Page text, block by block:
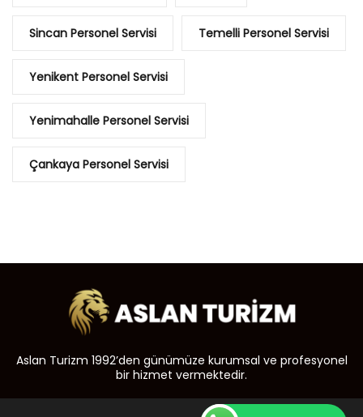
Sincan Personel Servisi Temelli Personel Servisi
Yenikent Personel Servisi
Yenimahalle Personel Servisi
Çankaya Personel Servisi
Aslan Turizm 1992’den günümüze kurumsal ve profesyonel
bir hizmet vermektedir.